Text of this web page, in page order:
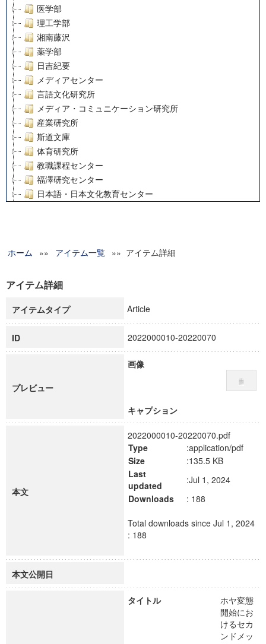
医学部
理工学部
湘南藤沢
薬学部
日吉紀要
メディアセンター
言語文化研究所
メディア・コミュニケーション研究所
産業研究所
斯道文庫
体育研究所
教職課程センター
福澤研究センター
日本語・日本文化教育センター
グローバルリサーチインスティテュート
科学研究費補助金研究成果報告書
慶應義塾大学グローバルCOEプログラム市民社会ガバナンス
慶應義塾大学グローバルCOEプログラム論理と感性の先端的
博士課程教育リーディングプログラム「超成熟社会発展のサ
学術雑誌掲載論文等(8)
ホーム »» アイテム一覧 »» アイテム詳細
アイテム詳細
アイテムタイプ Article
ID 2022000010-20220070
プレビュー
画像
キャプション
本文
2022000010-20220070.pdf
Type
:application/pdf
Size
:135.5 KB
Last
updated
:Jul 1, 2024
Downloads
: 188
Total downloads since Jul 1, 2024
: 188
本文公開日
タイトル
ホヤ変態
開始にお
けるセカ
ンドメッ